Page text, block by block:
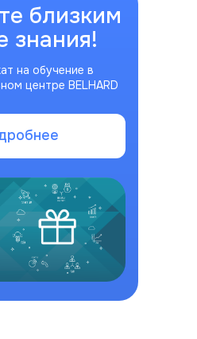
близким
знания!
на обучение в
центре BELHARD